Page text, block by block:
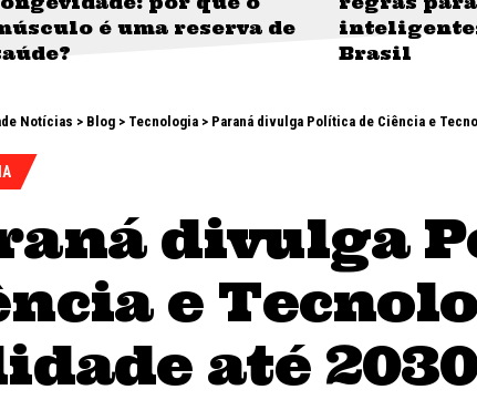
é uma reserva de
Brasil
Notícias > Blog > Tecnologia > Paraná divulga Política de Ciência e
divulga
e
até